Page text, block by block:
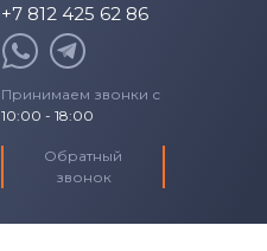
+7 812 425 62 86
Принимаем звонки с
10:00 - 18:00
Обратный
звонок